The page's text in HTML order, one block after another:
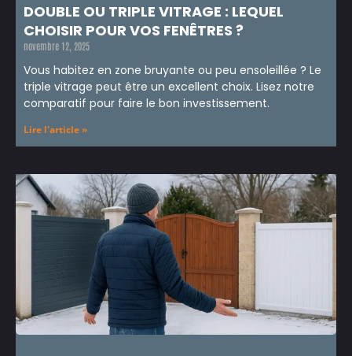
DOUBLE OU TRIPLE VITRAGE : LEQUEL
CHOISIR POUR VOS FENÊTRES ?
novembre 12, 2025
Vous habitez en zone bruyante ou peu ensoleillée ? Le
triple vitrage peut être un excellent choix. Lisez notre
comparatif pour faire le bon investissement.
Lire l'article »